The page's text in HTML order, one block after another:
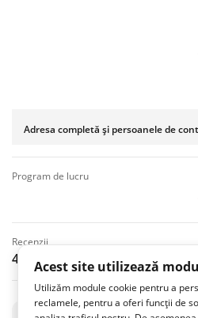
Acest site utilizează
Utilizăm module cookie pentru a
reclamele, pentru a oferi funcții de
Adresa completă și persoanele de
program de lucru
recenzii
4.8 (100 Recenzii)